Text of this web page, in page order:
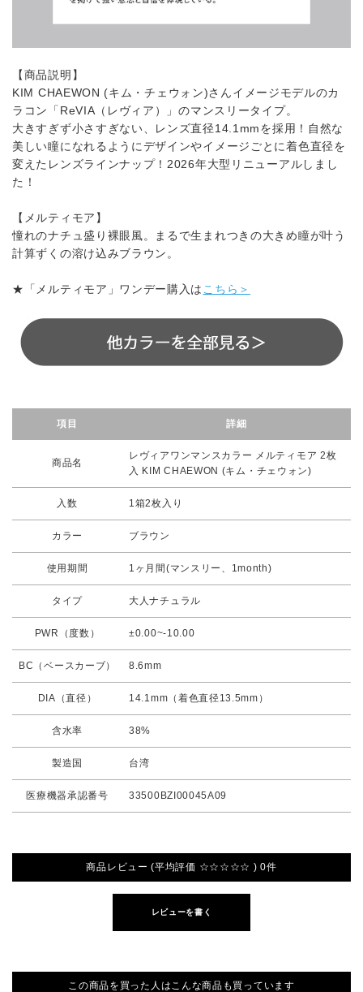
【商品説明】
KIM CHAEWON (キム・チェウォン)さんイメージモデルのカ
ラコン「ReVIA（レヴィア）」のマンスリータイプ。
大きすぎず小さすぎない、レンズ直径14.1mmを採用！自然な
美しい瞳になれるようにデザインやイメージごとに着色直径を
変えたレンズラインナップ！2026年大型リニューアルしまし
た！
【メルティモア】
憧れのナチュ盛り裸眼風。まるで生まれつきの大きめ瞳が叶う
計算ずくの溶け込みブラウン。
★「メルティモア」ワンデー購入は こちら＞
項目 詳細
商品名
レヴィアワンマンスカラー メルティモア 2枚
入 KIM CHAEWON (キム・チェウォン)
入数 1箱2枚入り
カラー ブラウン
使用期間 1ヶ月間(マンスリー、1month)
タイプ 大人ナチュラル
PWR（度数） ±0.00~-10.00
BC（ベースカーブ） 8.6mm
DIA（直径） 14.1mm（着色直径13.5mm）
含水率 38%
製造国 台湾
医療機器承認番号 33500BZI00045A09
商品レビュー (平均評価 ☆☆☆☆☆ ) 0件
レビューを書く
この商品を買った人はこんな商品も買っています